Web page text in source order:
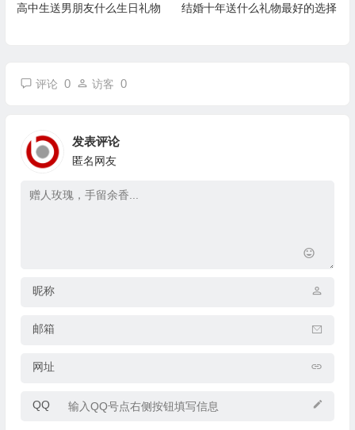
高中生送男朋友什么生日礼物 结婚十年送什么礼物最好的选择
评论 0 访客 0
发表评论
匿名网友
昵称
邮箱
网址
QQ